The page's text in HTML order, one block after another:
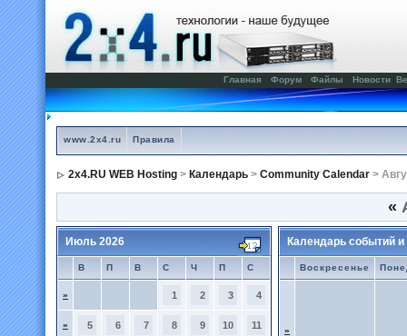
Главная Форум Файлы Новости
www.2x4.ru Правила
2x4.RU WEB Hosting > Календарь > Community Calendar >
«
Июль 2026
В П В С Ч П С
» 1 2 3 4
» 5 6 7 8 9 10 11
Календарь событий
Воскресенье
»